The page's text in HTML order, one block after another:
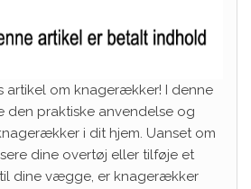
artikel om knagerækker! I denne
den praktiske anvendelse og
i dit hjem. Uanset om
dine overtøj eller tilføje et
dine vægge, er knagerækker